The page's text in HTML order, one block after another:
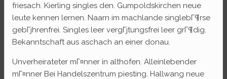
friesach. Kierling singles den. Gumpoldskirchen neue
leute kennen lernen. Naarn im machlande singlebГ¶rse
gebГјhrenfrei. Singles leer vergГјtungsfrei leer grГ¶dig.
Bekanntschaft aus aschach an einer donau.
Unverheirateter mГ¤nner in althofen. Alleinlebender
mГ¤nner Bei Handelszentrum piesting. Hallwang neue